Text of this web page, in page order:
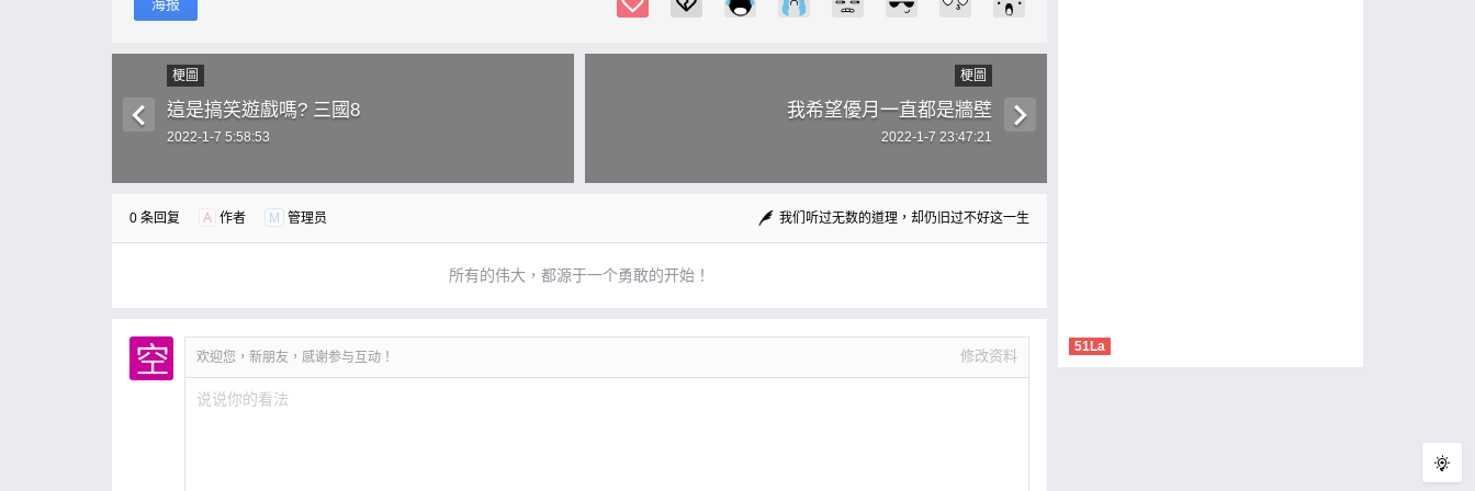
海报
梗圖
這是搞笑遊戲嗎? 三國8
2022-1-7 5:58:53
梗圖
我希望優月一直都是牆壁
2022-1-7 23:47:21
0 条回复 A 作者 M 管理员 我们听过无数的道理，却仍旧过不好这一生
所有的伟大，都源于一个勇敢的开始！
欢迎您，新朋友，感谢参与互动！ 修改资料
51La